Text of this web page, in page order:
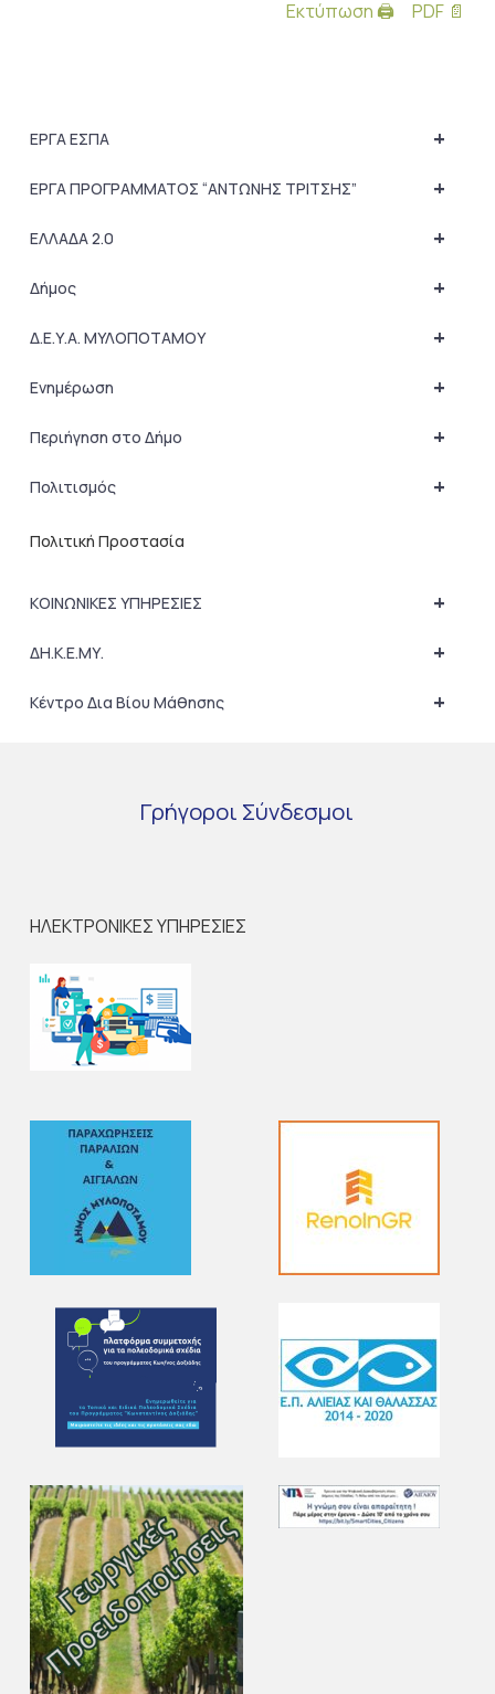
Εκτύπωση 🖨 PDF 📄
+
ΕΡΓΑ ΕΣΠΑ
+
ΕΡΓΑ ΠΡΟΓΡΑΜΜΑΤΟΣ “ΑΝΤΩΝΗΣ ΤΡΙΤΣΗΣ”
+
ΕΛΛΑΔΑ 2.0
+
Δήμος
+
Δ.Ε.Υ.Α. ΜΥΛΟΠΟΤΑΜΟΥ
+
Ενημέρωση
+
Περιήγηση στο Δήμο
+
Πολιτισμός
Πολιτική Προστασία
+
ΚΟΙΝΩΝΙΚΕΣ ΥΠΗΡΕΣΙΕΣ
+
ΔΗ.Κ.Ε.ΜΥ.
+
Κέντρο Δια Βίου Μάθησης
Γρήγοροι Σύνδεσμοι
ΗΛΕΚΤΡΟΝΙΚΕΣ ΥΠΗΡΕΣΙΕΣ